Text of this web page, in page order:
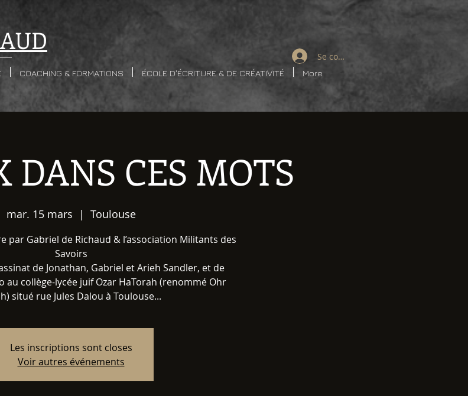
COACHING & FORMATIONS ÉCOLE D'ÉCRITURE & DE CRÉATIVITÉ More
Se connecter
DANS CES MOTS
mar. 15 mars
  |
Toulouse
par Gabriel de Richaud & l’association Militants des
Savoirs
de Jonathan, Gabriel et Arieh Sandler, et de
au collège-lycée juif Ozar HaTorah (renommé Ohr
situé rue Jules Dalou à Toulouse...
Les inscriptions sont closes
Voir autres événements